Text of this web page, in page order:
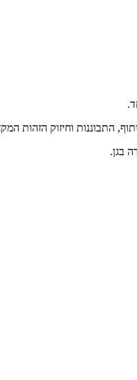
התבוננות וחיזוק הזהות
בגן.